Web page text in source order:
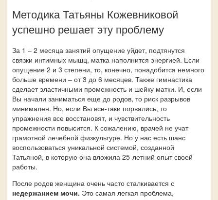
Методика Татьяны Кожевниковой
успешно решает эту проблему
За 1 – 2 месяца занятий опущение уйдет, подтянутся
связки интимных мышц, матка наполнится энергией. Если
опущение 2 и 3 степени, то, конечно, понадобится немного
больше времени – от 3 до 6 месяцев. Также гимнастика
сделает эластичными промежность и шейку матки. И, если
Вы начали заниматься еще до родов, то риск разрывов
минимален. Но, если Вы все-таки порвались, то
упражнения все восстановят, и чувствительность
промежности повысится. К сожалению, врачей не учат
грамотной лечебной физкультуре. Но у нас есть шанс
воспользоваться уникальной системой, созданной
Татьяной, в которую она вложила 25-летний опыт своей
работы.
После родов женщина очень часто сталкивается с
недержанием мочи. Это самая легкая проблема,